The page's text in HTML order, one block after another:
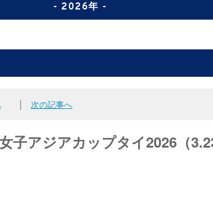
- 2026年 -
次の記事へ
子アジアカップタイ2026（